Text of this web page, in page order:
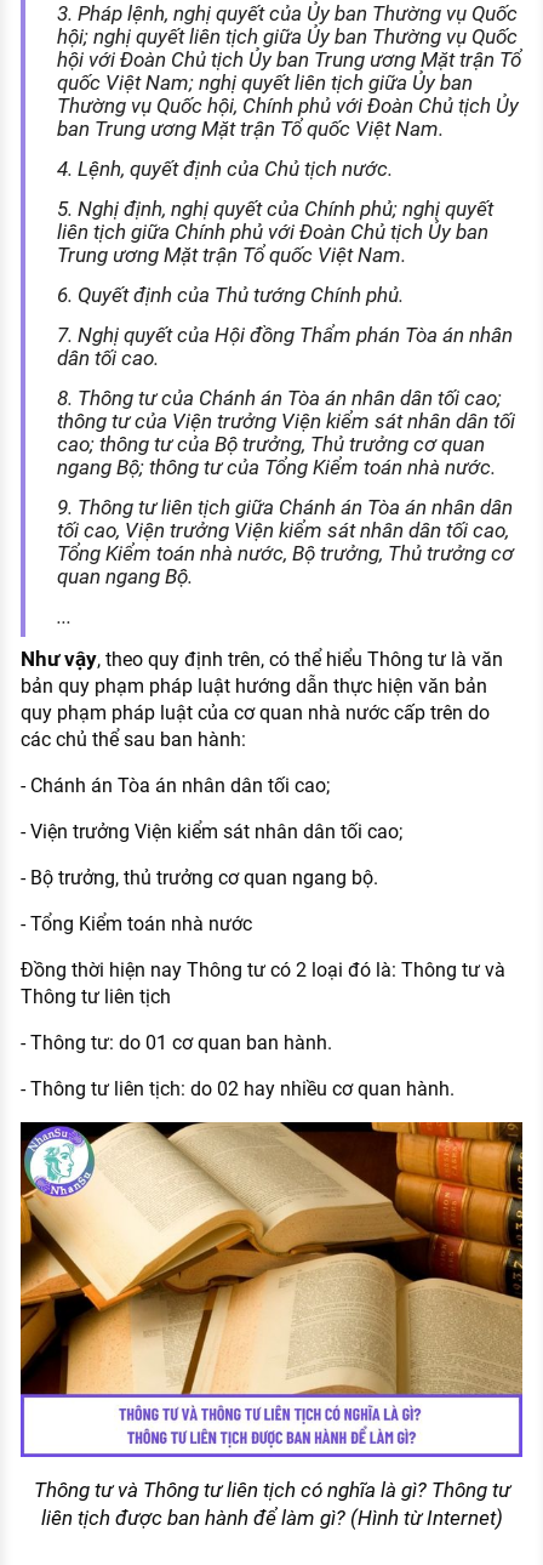
3. Pháp lệnh, nghị quyết của Ủy ban Thường vụ Quốc
hội; nghị quyết liên tịch giữa Ủy ban Thường vụ Quốc
hội với Đoàn Chủ tịch Ủy ban Trung ương Mặt trận Tổ
quốc Việt Nam; nghị quyết liên tịch giữa Ủy ban
Thường vụ Quốc hội, Chính phủ với Đoàn Chủ tịch Ủy
ban Trung ương Mặt trận Tổ quốc Việt Nam.
4. Lệnh, quyết định của Chủ tịch nước.
5. Nghị định, nghị quyết của Chính phủ; nghị quyết
liên tịch giữa Chính phủ với Đoàn Chủ tịch Ủy ban
Trung ương Mặt trận Tổ quốc Việt Nam.
6. Quyết định của Thủ tướng Chính phủ.
7. Nghị quyết của Hội đồng Thẩm phán Tòa án nhân
dân tối cao.
8. Thông tư của Chánh án Tòa án nhân dân tối cao;
thông tư của Viện trưởng Viện kiểm sát nhân dân tối
cao; thông tư của Bộ trưởng, Thủ trưởng cơ quan
ngang Bộ; thông tư của Tổng Kiểm toán nhà nước.
9. Thông tư liên tịch giữa Chánh án Tòa án nhân dân
tối cao, Viện trưởng Viện kiểm sát nhân dân tối cao,
Tổng Kiểm toán nhà nước, Bộ trưởng, Thủ trưởng cơ
quan ngang Bộ.
...
Như vậy, theo quy định trên, có thể hiểu Thông tư là văn
bản quy phạm pháp luật hướng dẫn thực hiện văn bản
quy phạm pháp luật của cơ quan nhà nước cấp trên do
các chủ thể sau ban hành:
- Chánh án Tòa án nhân dân tối cao;
- Viện trưởng Viện kiểm sát nhân dân tối cao;
- Bộ trưởng, thủ trưởng cơ quan ngang bộ.
- Tổng Kiểm toán nhà nước
Đồng thời hiện nay Thông tư có 2 loại đó là: Thông tư và
Thông tư liên tịch
- Thông tư: do 01 cơ quan ban hành.
- Thông tư liên tịch: do 02 hay nhiều cơ quan hành.
Thông tư và Thông tư liên tịch có nghĩa là gì? Thông tư
liên tịch được ban hành để làm gì? (Hình từ Internet)